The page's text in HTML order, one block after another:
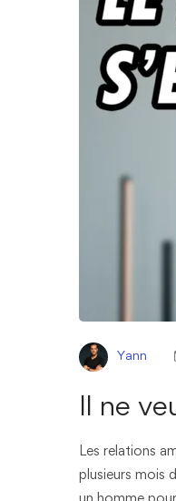
Yann
Il ne
Les relations
plusieurs mois